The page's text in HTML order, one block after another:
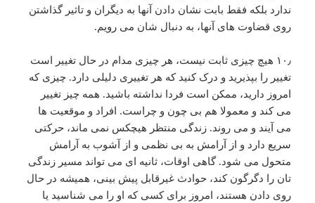
ندارد بلکه فقط بابت نشان دادن آنها به دیگران و تاثیر گذاشتن
روی قضاوت های آنها، به دنبال شان می رویم.
۱۰٫ هیچ چیزی ثابت نیست، هر چیزی مدام در حال تغییر است
تغییر را بپذیرید و درک کنید که هر تغییری دلیلی دارد. چیزی که
امروز دارید، ممکن است فردا نداشته باشید. همه چیز تغییر
می کند و معمولا هم بی چون و چراست. افراد و موقعیت ها
می آیند و می روند. زندگی منتظر هیچکس نمی ماند، حرکتی
سریع دارد و از آرامش به بی نظمی و از آشوب به آرامش
متحول می شود. گاهی اوقات، ثانیه ای می تواند مسیر زندگی
تان را دگرگون کند، حوادث غیرقابل پیش بینی، همیشه در حال
روی دادن هستند، امروز برای کسی که او را می شناسید یا